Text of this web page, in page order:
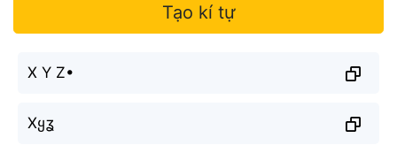
Tạo kí tự
X Y Z•
Xყʓ